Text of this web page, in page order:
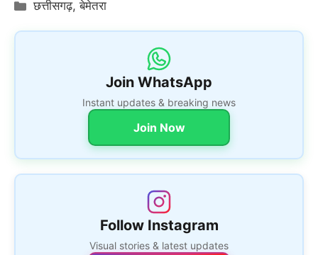
Categories
छत्तीसगढ़,बेमेतरा
Join WhatsApp
Instant updates & breaking news
Join Now
Follow Instagram
Visual stories & latest updates